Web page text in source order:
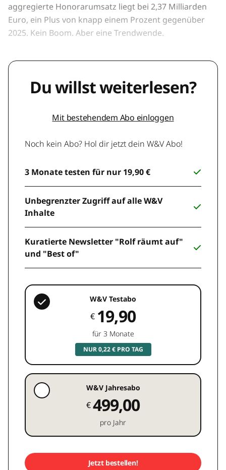
aggregierte Honorarumsatz liegt bei 2,37 Milliarden
Euro, ein Plus von knapp einem Prozent gegenüber
2025. Kein Boom. Aber eine Trendwende.
Du willst weiterlesen?
Mit bestehendem Abo einloggen
Noch kein Abo? Hol dir jetzt dein W&V Abo!
3 Monate testen für nur 19,90 €
Unbegrenzter Zugriff auf alle W&V
Inhalte
Kuratierte Newsletter "Rolf räumt auf"
und "Best of"
W&V Testabo
€ 19,90
für 3 Monate
NUR 0,22 € PRO TAG
W&V Jahresabo
€499,00
pro Jahr
Jetzt bestellen!